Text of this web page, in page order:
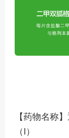
【药物名称
（I）